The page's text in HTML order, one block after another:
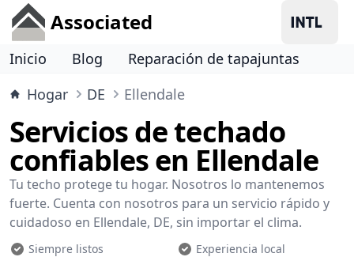
Associated
Inicio Blog
Reparación de tapajuntas
Hogar
DE Ellendale
Servicios de techado
confiables en Ellendale
Tu techo protege tu hogar. Nosotros lo mantenemos
fuerte. Cuenta con nosotros para un servicio rápido y
cuidadoso en Ellendale, DE, sin importar el clima.
Siempre listos
Experiencia local